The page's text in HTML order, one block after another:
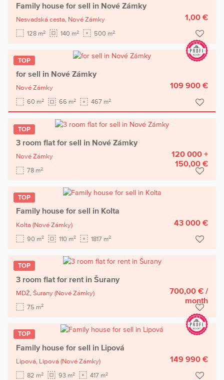
Family house for sell in Nové Zámky
Nesvadská cesta, Nové Zámky
128 m2 140 m2 500 m2
1,00 €
TOP
for sell in Nové Zámky
Nové Zámky
60 m2 66 m2 467 m2
109 900 €
TOP
3 room flat for sell in Nové Zámky
Nové Zámky
78 m2
120 000 +
150,00 €
TOP
Family house for sell in Kolta
Kolta (Nové Zámky)
90 m2 110 m2 1817 m2
43 000 €
TOP
3 room flat for rent in Šurany
MDŽ, Šurany (Nové Zámky)
75 m2
700,00 € /
month
TOP
Family house for sell in Lipová
Lipová, Lipová (Nové Zámky)
82 m2 93 m2 417 m2
149 990 €